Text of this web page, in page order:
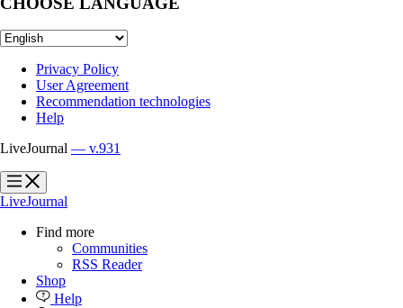
Privacy Policy
User Agreement
Recommendation technologies
Help
LiveJournal — v.931
?
?
LiveJournal
Find more
Communities
RSS Reader
Shop
Help